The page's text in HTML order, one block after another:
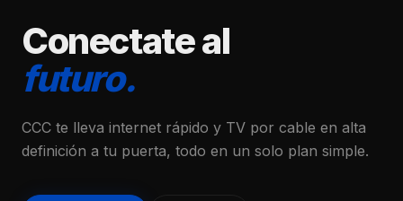
Conectate al
futuro.
CCC te lleva internet rápido y TV por cable en alta
definición a tu puerta, todo en un solo plan simple.